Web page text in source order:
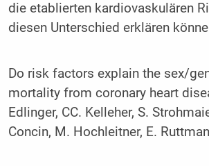
die etablierten kardiovaskulären
diesen Unterschied erklären
Do risk factors explain the sex/
mortality from coronary heart
Edlinger, CC. Kelleher, S.
Concin, M. Hochleitner, E.